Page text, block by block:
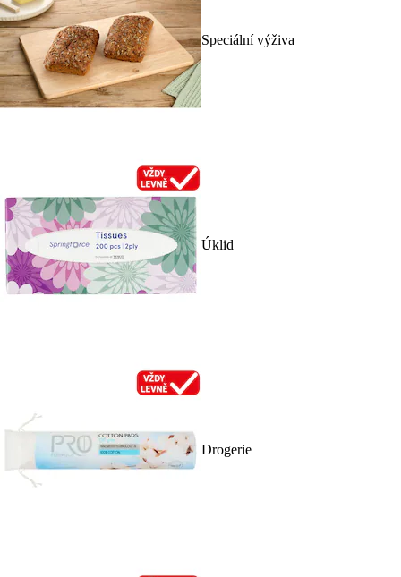
Speciální výživa
Úklid
Drogerie